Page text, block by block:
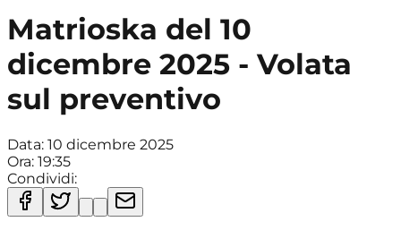
Matrioska del 10
dicembre 2025 - Volata
sul preventivo
Data: 10 dicembre 2025
Ora: 19:35
Condividi: